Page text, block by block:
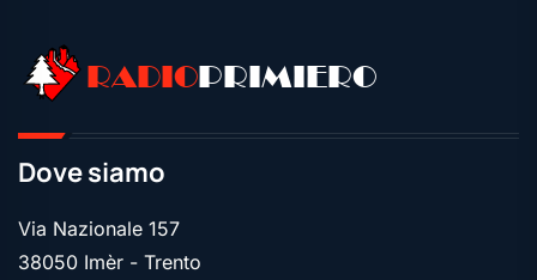
RADIOPRIMIERO
Dove siamo
Via Nazionale 157
38050 Imèr - Trento